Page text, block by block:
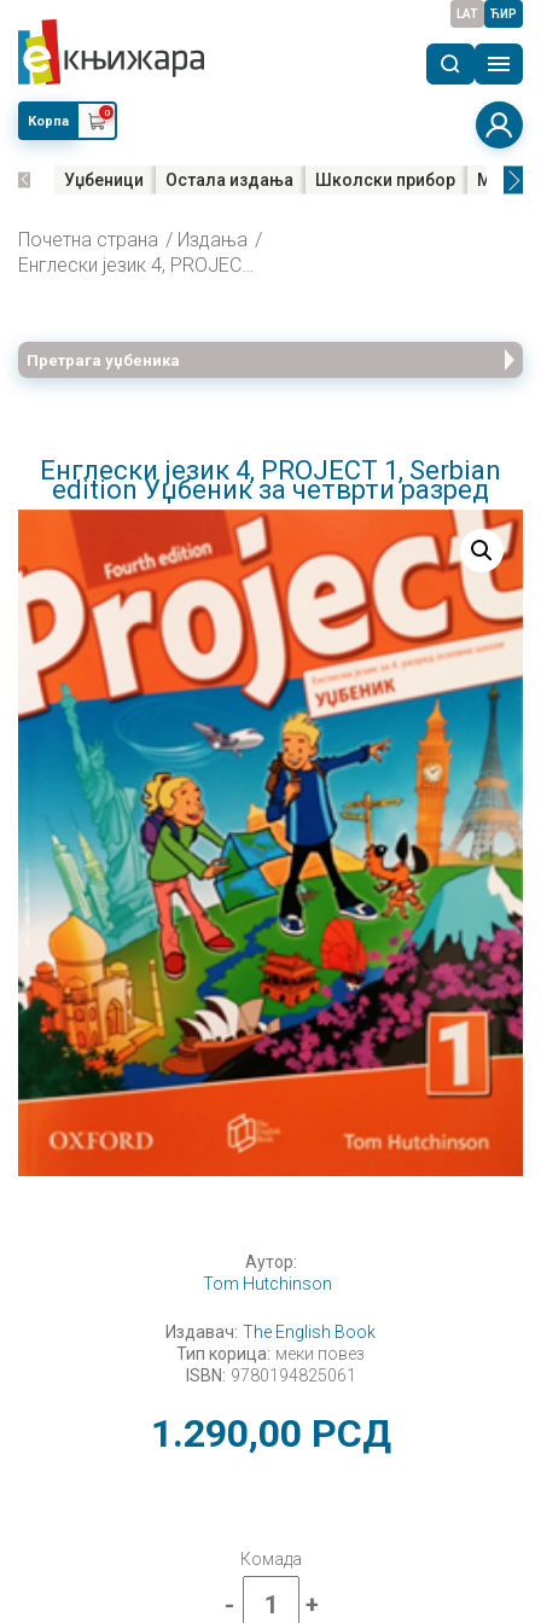
LAT ЋИР
Корпа
0
Уџбеници Остала издања Школски прибор Мала
Почетна страна
Издања
Енглески језик 4, PROJECT 1, Serbian edition Уџбеник за четврти разред
Претрага уџбеника
Енглески језик 4, PROJECT 1, Serbian
edition Уџбеник за четврти разред
Аутор:
Tom Hutchinson
Издавач: The English Book
Тип корица: меки повез
ISBN: 9780194825061
1.290,00 РСД
Комада
-
Енглески
+